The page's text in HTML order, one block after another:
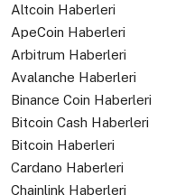
Altcoin Haberleri
ApeCoin Haberleri
Arbitrum Haberleri
Avalanche Haberleri
Binance Coin Haberleri
Bitcoin Cash Haberleri
Bitcoin Haberleri
Cardano Haberleri
Chainlink Haberleri